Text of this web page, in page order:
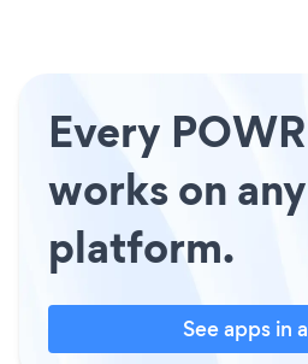
Every
works on any
platform.
See apps in